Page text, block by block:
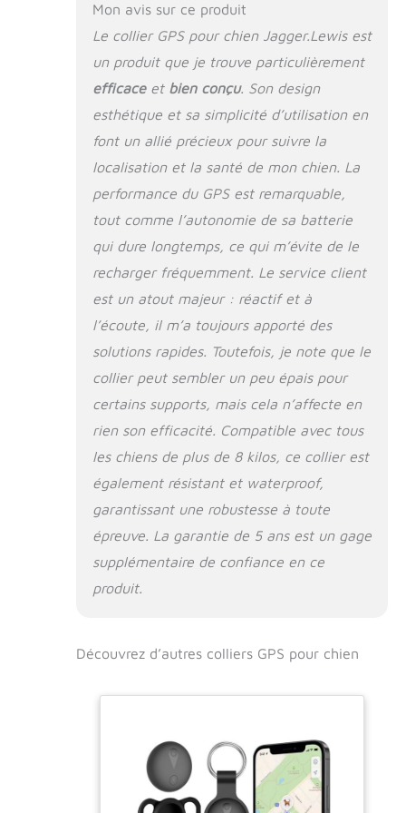
Mon avis sur ce produit
Le collier GPS pour chien Jagger.Lewis est
un produit que je trouve particulièrement
efficaceet bien conçu. Son design
esthétique et sa simplicité d’utilisation en
font un allié précieux pour suivre la
localisation et la santé de mon chien. La
performance du GPS est remarquable,
tout comme l’autonomie de sa batterie
qui dure longtemps, ce qui m’évite de le
recharger fréquemment. Le service client
est un atout majeur : réactif et à
l’écoute, il m’a toujours apporté des
solutions rapides. Toutefois, je note que le
collier peut sembler un peu épais pour
certains supports, mais cela n’affecte en
rien son efficacité. Compatible avec tous
les chiens de plus de 8 kilos, ce collier est
également résistant et waterproof,
garantissant une robustesse à toute
épreuve. La garantie de 5 ans est un gage
supplémentaire de confiance en ce
produit.
Découvrez d’autres colliers GPS pour chien